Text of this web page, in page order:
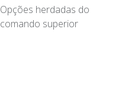
Opções herdadas do
comando superior